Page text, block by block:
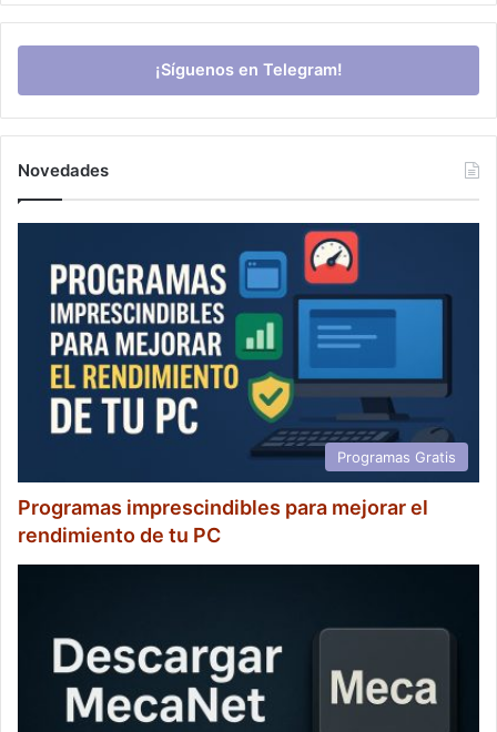
¡Síguenos en Telegram!
Novedades
Programas Gratis
Programas imprescindibles para mejorar el
rendimiento de tu PC